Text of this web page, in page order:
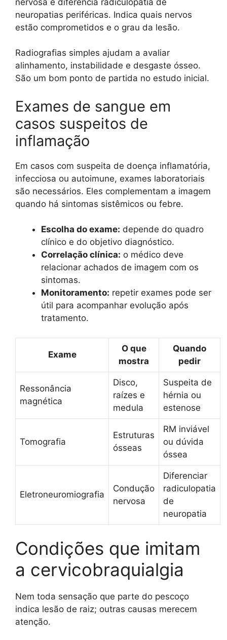
neuropatias periféricas. Indica quais nervos
estão comprometidos e o grau da lesão.
Radiografias simples ajudam a avaliar
alinhamento, instabilidade e desgaste ósseo.
São um bom ponto de partida no estudo inicial.
Exames de sangue em
casos suspeitos de
inflamação
Em casos com suspeita de doença inflamatória,
infecciosa ou autoimune, exames laboratoriais
são necessários. Eles complementam a imagem
quando há sintomas sistêmicos ou febre.
Escolha do exame: depende do quadro
clínico e do objetivo diagnóstico.
Correlação clínica: o médico deve
relacionar achados de imagem com os
sintomas.
Monitoramento: repetir exames pode ser
útil para acompanhar evolução após
tratamento.
Exame
O que
mostra
Quando
pedir
Ressonância
magnética
Disco,
raízes e
medula
Suspeita de
hérnia ou
estenose
Tomografia
Estruturas
ósseas
RM inviável
ou dúvida
óssea
Eletroneuromiografia
Condução
nervosa
Diferenciar
radiculopatia
de
neuropatia
Condições que imitam
a cervicobraquialgia
Nem toda sensação que parte do pescoço
indica lesão de raiz; outras causas merecem
atenção.